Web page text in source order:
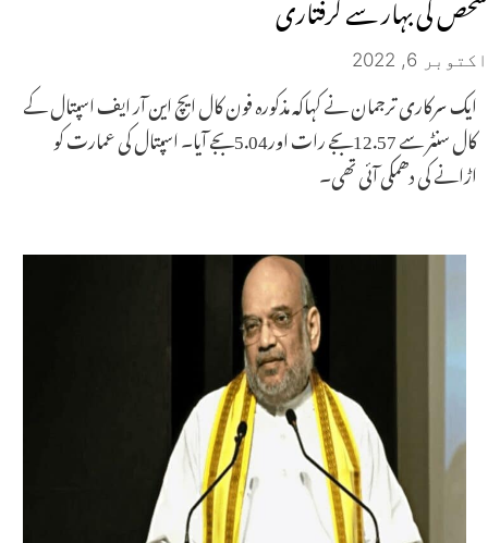
اکتوبر 6, 2022
ایک سرکاری ترجمان نے کہاکہ مذکورہ فون کال ایچ این آر ایف اسپتال کے
کال سنٹر سے 12.57بجے رات اور5.04بجے آیا۔ اسپتال کی عمارت کو
اڑانے کی دھمکی آئی تھی۔